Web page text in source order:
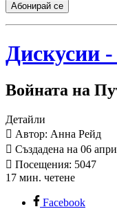
Абонирай се
Дискусии
Войната на
Детайли
Автор: Анна Рейд
Създадена на 06
Посещения: 5047
17 мин. четене
Facebook